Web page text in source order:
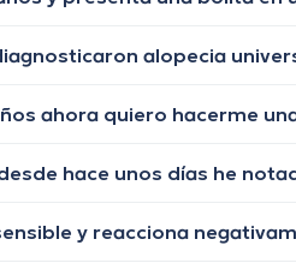
ahora quiero hacerme